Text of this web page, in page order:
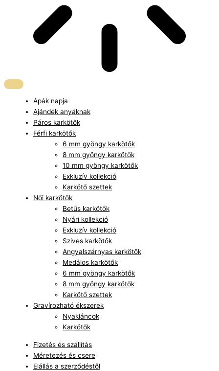
Apák napja
Ajándék anyáknak
Páros karkötők
Férfi karkötők
6 mm gyöngy karkötők
8 mm gyöngy karkötők
10 mm gyöngy karkötők
Exkluzív kollekció
Karkötő szettek
Női karkötők
Betűs karkötők
Nyári kollekció
Exkluzív kollekció
Szives karkötők
Angyalszárnyas karkötők
Medálos karkötők
6 mm gyöngy karkötők
8 mm gyöngy karkötők
Karkötő szettek
Gravírozható ékszerek
Nyakláncok
Karkötők
Fizetés és szállítás
Méretezés és csere
Elállás a szerződéstől